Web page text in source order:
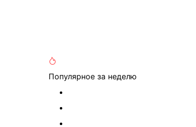
Популярное за неделю